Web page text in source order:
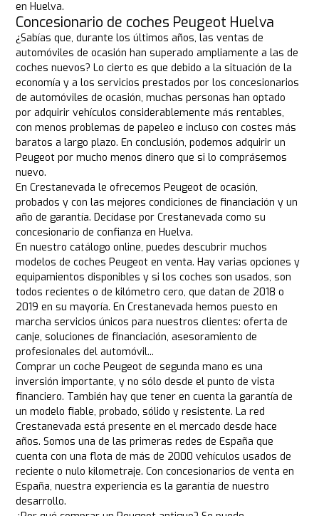
en Huelva.
Concesionario de coches Peugeot Huelva
¿Sabías que, durante los últimos años, las ventas de
automóviles de ocasión han superado ampliamente a las de
coches nuevos? Lo cierto es que debido a la situación de la
economía y a los servicios prestados por los concesionarios
de automóviles de ocasión, muchas personas han optado
por adquirir vehículos considerablemente más rentables,
con menos problemas de papeleo e incluso con costes más
baratos a largo plazo. En conclusión, podemos adquirir un
Peugeot por mucho menos dinero que si lo comprásemos
nuevo.
En Crestanevada le ofrecemos Peugeot de ocasión,
probados y con las mejores condiciones de financiación y un
año de garantía. Decídase por Crestanevada como su
concesionario de confianza en Huelva.
En nuestro catálogo online, puedes descubrir muchos
modelos de coches Peugeot en venta. Hay varias opciones y
equipamientos disponibles y si los coches son usados, son
todos recientes o de kilómetro cero, que datan de 2018 o
2019 en su mayoría. En Crestanevada hemos puesto en
marcha servicios únicos para nuestros clientes: oferta de
canje, soluciones de financiación, asesoramiento de
profesionales del automóvil...
Comprar un coche Peugeot de segunda mano es una
inversión importante, y no sólo desde el punto de vista
financiero. También hay que tener en cuenta la garantía de
un modelo fiable, probado, sólido y resistente. La red
Crestanevada está presente en el mercado desde hace
años. Somos una de las primeras redes de España que
cuenta con una flota de más de 2000 vehículos usados de
reciente o nulo kilometraje. Con concesionarios de venta en
España, nuestra experiencia es la garantía de nuestro
desarrollo.